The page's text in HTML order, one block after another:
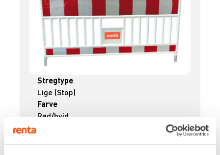
Stregtype
Lige (Stop)
Farve
Rød/hvid